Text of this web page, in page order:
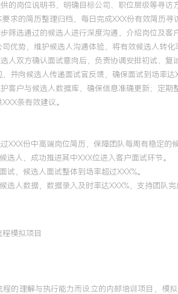
的岗位说明书，明确目标公司、职位层级等寻
求的简历整理归档，每日完成XXX份有效简历寻
筛选通过的候选人进行深度沟通，介绍岗位及
优势，维护候选人沟通体验，将有效候选人转化
人双方确认面试意向后，负责协调安排初试、
并向候选人传递面试官反馈，确保面试到场率达
客户与候选人数据库，确保信息准确更新；定
条有效建议。
XXX份中高端岗位简历，保障团队每周有稳定的
选人，成功推进其中XXX位进入客户面试环节。
试，候选人面试整体到场率超过XXX%。
选人数据，数据录入及时率达XXX%，支持团队
模拟项目
程的理解与执行能力而设立的内部培训项目，模